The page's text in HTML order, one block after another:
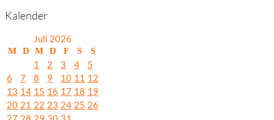
Kalender
Juli 2026
M D M D F S S
1 2 3 4
5
6
7 8 9 10 11 12
13 14 15 16 17 18 19
20 21 22 23 24 25 26